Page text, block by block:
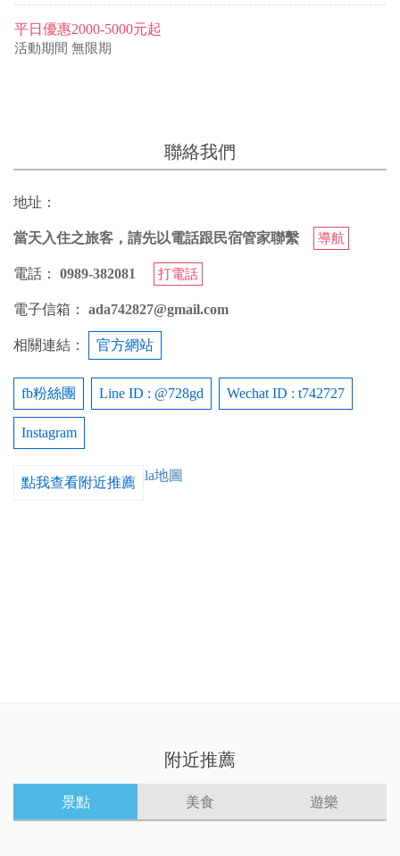
平日優惠2000-5000元起
活動期間 無限期
聯絡我們
地址：
當天入住之旅客，請先以電話跟民宿管家聯繫 導航
電話： 0989-382081 打電話
電子信箱： ada742827@gmail.com
相關連結： 官方網站
fb粉絲團 Line ID : @728gd Wechat ID : t742727
Instagram
點我查看附近推薦
附近推薦
景點 美食 遊樂